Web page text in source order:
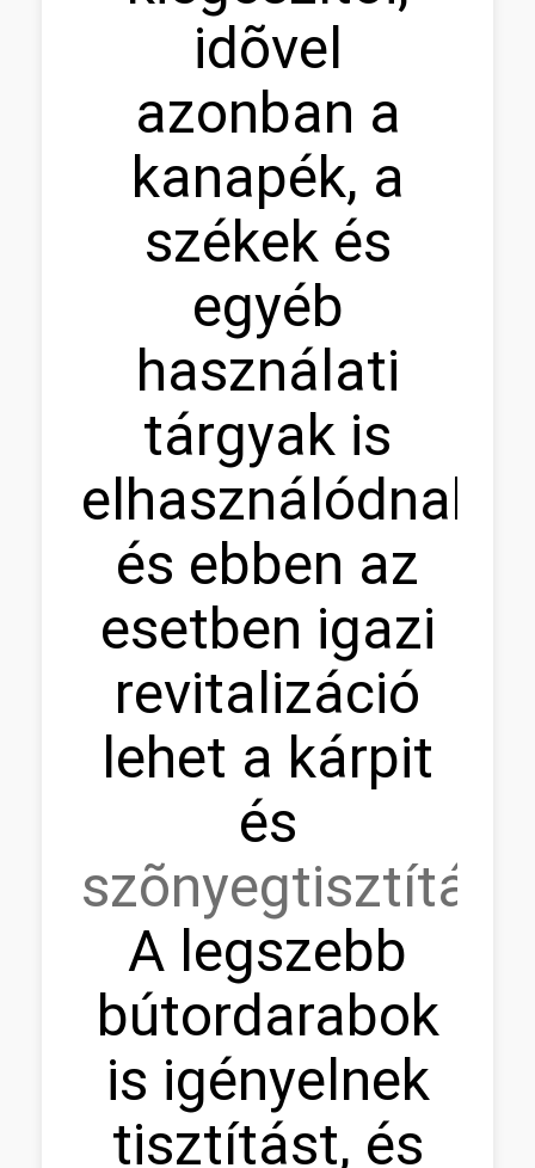
idõvel
azonban a
kanapék, a
székek és
egyéb
használati
tárgyak is
elhasználódnak,
és ebben az
esetben igazi
revitalizáció
lehet a kárpit
és
szõnyegtisztítás.
A legszebb
bútordarabok
is igényelnek
tisztítást, és